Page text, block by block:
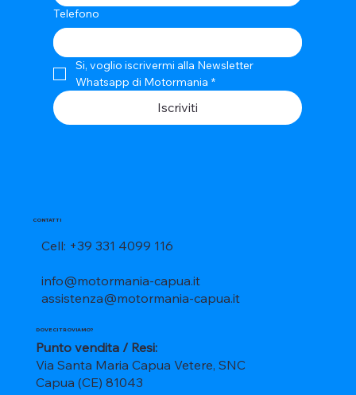
CONTATTI
Cell: +39 331 4099 116
info@motormania-capua.it
assistenza@motormania-capua.it
DOVE CI TROVIAMO?
Punto vendita / Resi:
Via Santa Maria Capua Vetere, SNC
Capua (CE) 81043
Telefono
Si, voglio iscrivermi alla Newsletter
Whatsapp di Motormania *
Iscriviti